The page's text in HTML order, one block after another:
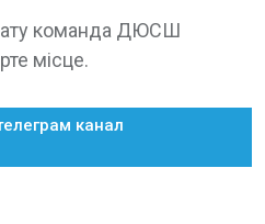
команда ДЮСШ
місце.
канал